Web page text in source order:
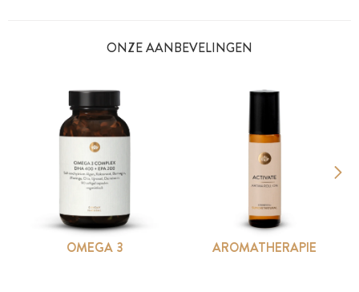
ONZE AANBEVELINGEN
OMEGA 3 AROMATHERAPIE